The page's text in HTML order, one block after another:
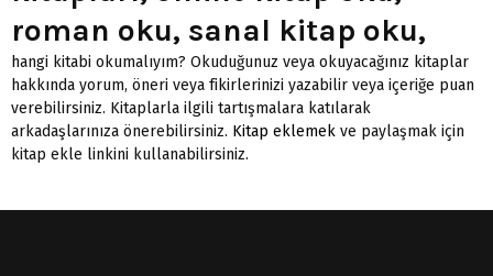
roman oku, sanal kitap oku,
hangi kitabi okumalıyım? Okuduğunuz veya okuyacağınız kitaplar
hakkında yorum, öneri veya fikirlerinizi yazabilir veya içeriğe puan
verebilirsiniz. Kitaplarla ilgili tartışmalara katılarak
arkadaşlarınıza önerebilirsiniz. Kitap eklemek ve paylaşmak için
kitap ekle linkini kullanabilirsiniz.